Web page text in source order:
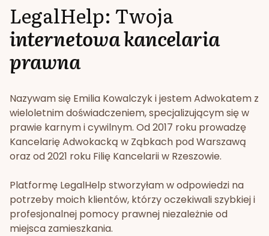
LegalHelp: Twoja
internetowa kancelaria
prawna
Nazywam się Emilia Kowalczyk i jestem Adwokatem z
wieloletnim doświadczeniem, specjalizującym się w
prawie karnym i cywilnym. Od 2017 roku prowadzę
Kancelarię Adwokacką w Ząbkach pod Warszawą
oraz od 2021 roku Filię Kancelarii w Rzeszowie.
Platformę LegalHelp stworzyłam w odpowiedzi na
potrzeby moich klientów, którzy oczekiwali szybkiej i
profesjonalnej pomocy prawnej niezależnie od
miejsca zamieszkania.